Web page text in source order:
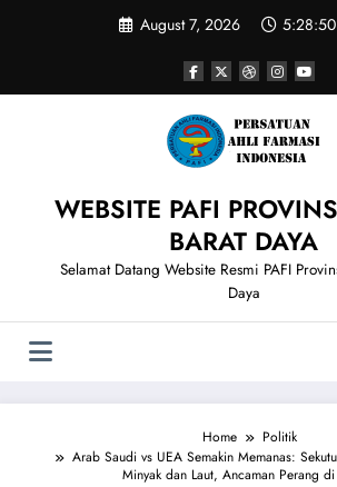
August 7, 2026
WEBSITE PAFI
BARAT DAYA
Selamat Datang Website Resmi PAFI
Daya
Home
Politik
Arab Saudi vs UEA Semakin Memanas:
Minyak dan Laut, Ancaman Perang di